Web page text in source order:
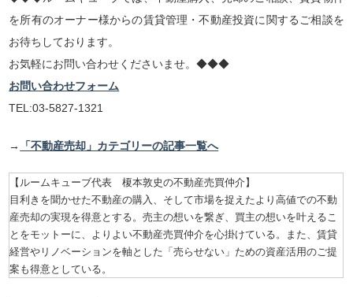
を所有のオーナー様からの賃貸管理・不動産投資に関するご相談を
お待ちしております。
お気軽にお問い合わせくださいませ。◆◆◆
お問い合わせフォーム
TEL:03-5827-1321
→ 「不動産売却」カテゴリーの記事一覧へ
【ルームキューブ代表 榎本敦史の不動産売買仲介】
目利きを聞かせた不動産の購入、そして市場を捉えたより高値での不動
産売却の実現を得意とする。売主の想いを繋ぎ、買主の想いを叶えるこ
とをモットーに、よりよい不動産売買仲介を心掛けている。また、賃貸
経営やリノベーションを軸とした「売らせない」ための資産活用のご提
案も得意としている。